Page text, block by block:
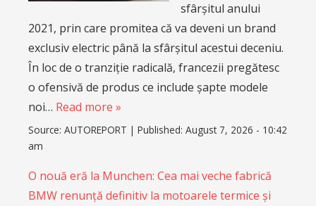
sfârșitul anului
2021, prin care promitea că va deveni un brand
exclusiv electric până la sfârșitul acestui deceniu.
În loc de o tranziție radicală, francezii pregătesc
o ofensivă de produs ce include șapte modele
noi… Read more »
Source: AUTOREPORT | Published: August 7, 2026 - 10:42
am
O nouă eră la Munchen: Cea mai veche fabrică
BMW renunță definitiv la motoarele termice și